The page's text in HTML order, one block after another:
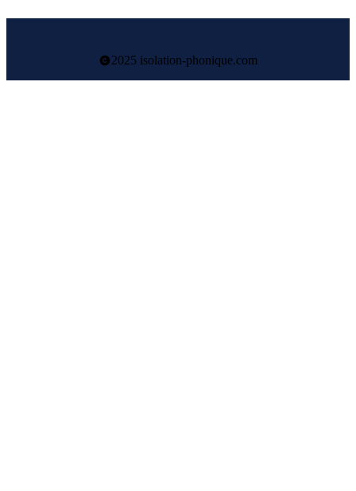
2025 isolation-phonique.com